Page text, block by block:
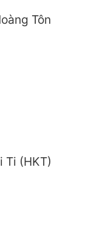
Tôn
Ti (HKT)